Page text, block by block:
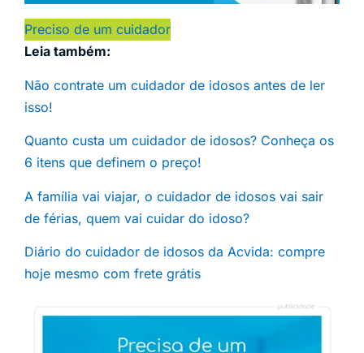
Preciso de um cuidador
Leia também:
Não contrate um cuidador de idosos antes de ler
isso!
Quanto custa um cuidador de idosos? Conheça os
6 itens que definem o preço!
A família vai viajar, o cuidador de idosos vai sair
de férias, quem vai cuidar do idoso?
Diário do cuidador de idosos da Acvida: compre
hoje mesmo com frete grátis